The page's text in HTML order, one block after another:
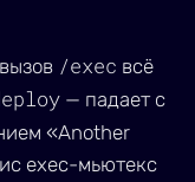
вызов /exec всё
— падает с
«Another
exec-мьютекс